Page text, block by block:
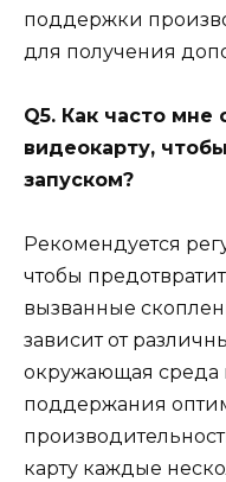
поддержки
для получения
Q5. Как часто мне
видеокарту,
запуском?
Рекомендуется
чтобы
вызванные
зависит от
окружающая среда
поддержания
карту каждые